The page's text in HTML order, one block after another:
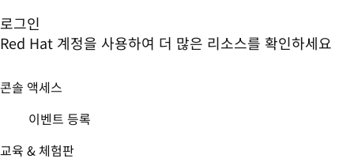
로그인
Red Hat 계정을 사용하여 더 많은 리소스를 확인하세요
콘솔 액세스
이벤트 등록
교육 & 체험판